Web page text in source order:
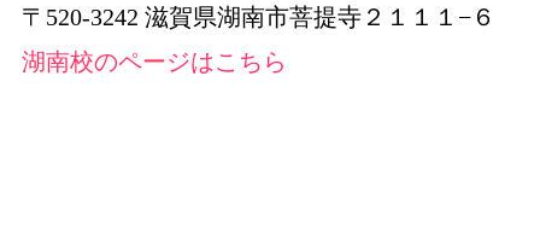
〒520-3242 滋賀県湖南市菩提寺２１１１−６
湖南校のページはこちら